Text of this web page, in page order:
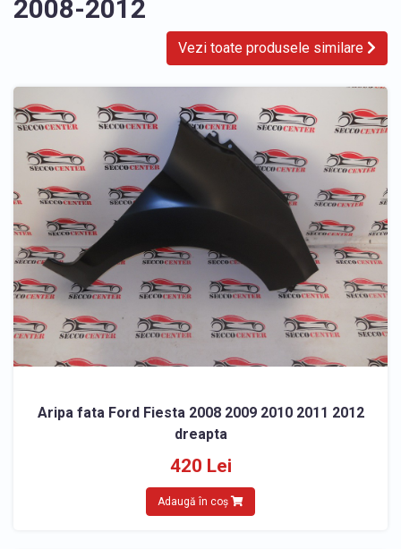
2008-2012
Vezi toate produsele similare
Aripa fata Ford Fiesta 2008 2009 2010 2011 2012
dreapta
420 Lei
Adaugă în coș